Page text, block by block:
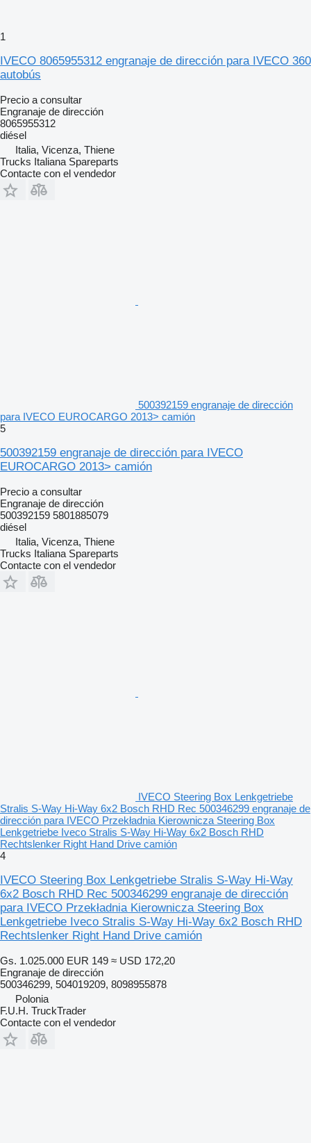
1
IVECO 8065955312 engranaje de dirección para IVECO 360
autobús
Precio a consultar
Engranaje de dirección
8065955312
diésel
Italia, Vicenza, Thiene
Trucks Italiana Spareparts
Contacte con el vendedor
500392159 engranaje de dirección
para IVECO EUROCARGO 2013> camión
5
500392159 engranaje de dirección para IVECO
EUROCARGO 2013> camión
Precio a consultar
Engranaje de dirección
500392159 5801885079
diésel
Italia, Vicenza, Thiene
Trucks Italiana Spareparts
Contacte con el vendedor
IVECO Steering Box Lenkgetriebe
Stralis S-Way Hi-Way 6x2 Bosch RHD Rec 500346299 engranaje de
dirección para IVECO Przekładnia Kierownicza Steering Box
Lenkgetriebe Iveco Stralis S-Way Hi-Way 6x2 Bosch RHD
Rechtslenker Right Hand Drive camión
4
IVECO Steering Box Lenkgetriebe Stralis S-Way Hi-Way
6x2 Bosch RHD Rec 500346299 engranaje de dirección
para IVECO Przekładnia Kierownicza Steering Box
Lenkgetriebe Iveco Stralis S-Way Hi-Way 6x2 Bosch RHD
Rechtslenker Right Hand Drive camión
Gs. 1.025.000 EUR 149 ≈ USD 172,20
Engranaje de dirección
500346299, 504019209, 8098955878
Polonia
F.U.H. TruckTrader
Contacte con el vendedor